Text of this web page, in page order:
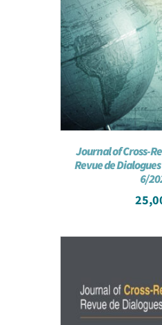
Journal of Cross-
Revue de
6/